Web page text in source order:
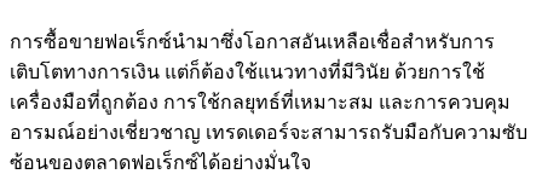
การซื้อขายฟอเร็กซ์นำมาซึ่งโอกาสอันเหลือเชื่อสำหรับการ
เติบโตทางการเงิน แต่ก็ต้องใช้แนวทางที่มีวินัย ด้วยการใช้
เครื่องมือที่ถูกต้อง การใช้กลยุทธ์ที่เหมาะสม และการควบคุม
อารมณ์อย่างเชี่ยวชาญ เทรดเดอร์จะสามารถรับมือกับความซับ
ซ้อนของตลาดฟอเร็กซ์ได้อย่างมั่นใจ